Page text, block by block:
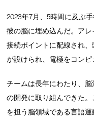
2023年7月、5時間に及ぶ
彼の脳に埋め込んだ。ア
接続ポイントに配線され
が設けられ、電極をコンピ
チームは長年にわたり、
の開発に取り組んできた
を担う脳領域である言語運